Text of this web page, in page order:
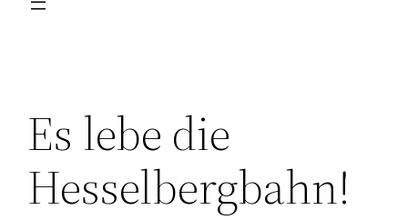
Es lebe die
Hesselbergbahn!